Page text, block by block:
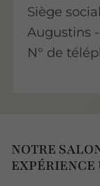
Siège
Augustins
N° de
NOTRE
EXPÉRIENCE